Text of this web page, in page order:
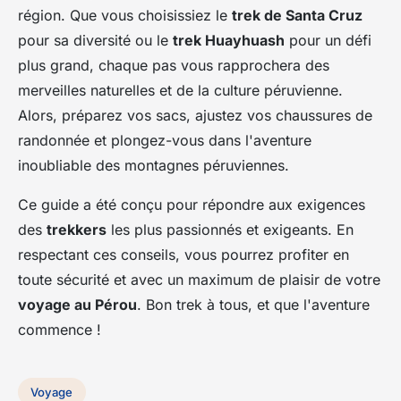
région. Que vous choisissiez le trek de Santa Cruz
pour sa diversité ou le trek Huayhuash pour un défi
plus grand, chaque pas vous rapprochera des
merveilles naturelles et de la culture péruvienne.
Alors, préparez vos sacs, ajustez vos chaussures de
randonnée et plongez-vous dans l'aventure
inoubliable des montagnes péruviennes.
Ce guide a été conçu pour répondre aux exigences
des trekkers les plus passionnés et exigeants. En
respectant ces conseils, vous pourrez profiter en
toute sécurité et avec un maximum de plaisir de votre
voyage au Pérou. Bon trek à tous, et que l'aventure
commence !
Voyage